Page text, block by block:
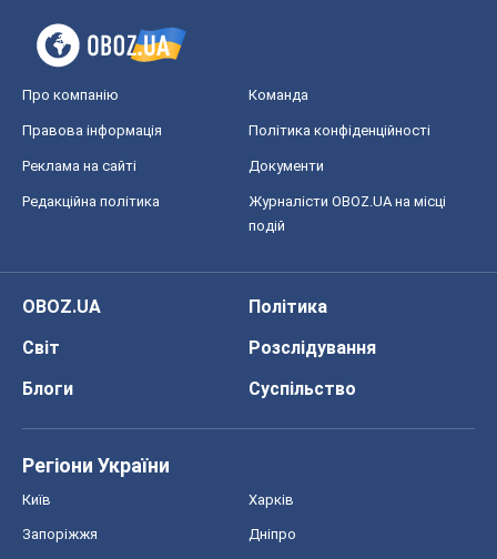
Про компанію Команда
Правова інформація Політика конфіденційності
Реклама на сайті Документи
Редакційна політика
Журналісти OBOZ.UA на місці
подій
OBOZ.UA
Політика
Світ
Розслідування
Блоги
Суспільство
Регіони України
Київ Харків
Запоріжжя Дніпро